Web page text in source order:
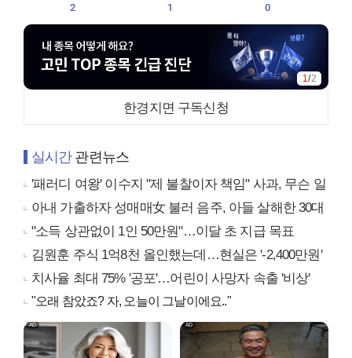
2
1
0
1/2
한경지면 구독신청
실시간관련뉴스
'패러디 여왕' 이수지 "제 불찰이자 책임" 사과, 무슨 일
아내 가출하자 성매매女 불러 음주, 아들 살해한 30대
"소득 상관없이 1인 50만원"…이달 초 지급 목표
김원훈 주식 1억8천 올인했는데…현실은 '-2,400만원'
치사율 최대 75% '공포'…어린이 사망자 속출 '비상'
"오래 참았죠? 자, 오늘이 그날이에요.."